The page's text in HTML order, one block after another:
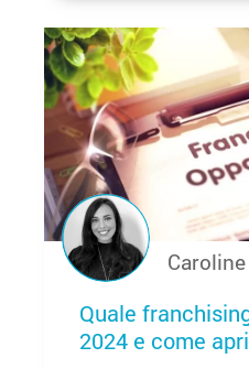
Quale
2024 e come